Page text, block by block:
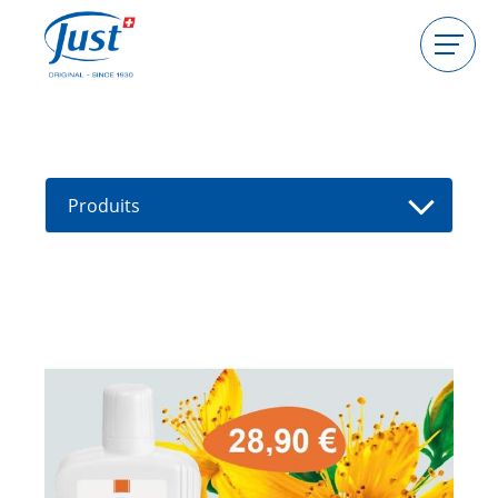
Devenir conseillère
Guides
Produits
High Light
HIGHLIGHT Sel de la Mer Morte |
Spiruline Detox Body Peeling
HIGHLIGHT Fast Protection
Handcream